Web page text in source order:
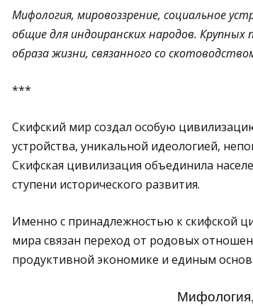
Мифология, мировоззрение, социальное
общие для индоиранских народов. Крупных
образа жизни, связанного со
***
Скифский мир создал особую
устройства, уникальной идеологией,
Скифская цивилизация объединила
ступени исторического развития.
Именно с принадлежностью к скифской
мира связан переход от родовых
продуктивной экономике и единым